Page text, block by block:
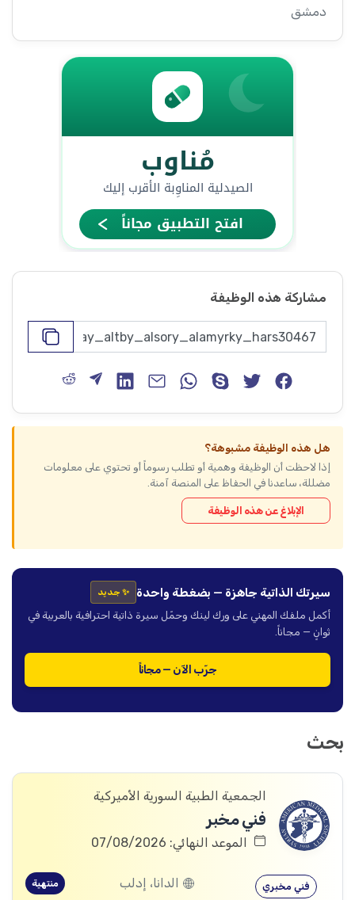
دمشق
مشاركة هذه الوظيفة
هل هذه الوظيفة مشبوهة؟
إذا لاحظت أن الوظيفة وهمية أو تطلب رسوماً أو تحتوي على معلومات
مضللة، ساعدنا في الحفاظ على المنصة آمنة.
الإبلاغ عن هذه الوظيفة
سيرتك الذاتية جاهزة — بضغطة واحدة ✨ جديد
أكمل ملفك المهني على ورك لينك وحمّل سيرة ذاتية احترافية بالعربية في
ثوانٍ — مجاناً.
جرّب الآن — مجاناً
بحث
الجمعية الطبية السورية الأميركية
فني مخبر
الموعد النهائي: 07/08/2026
فني مخبري الدانا، إدلب منتهية